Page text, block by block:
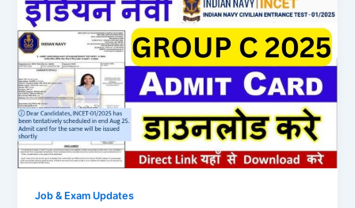
Job & Exam Updates